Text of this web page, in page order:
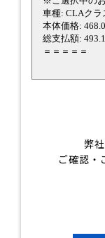
弊
ご確認・